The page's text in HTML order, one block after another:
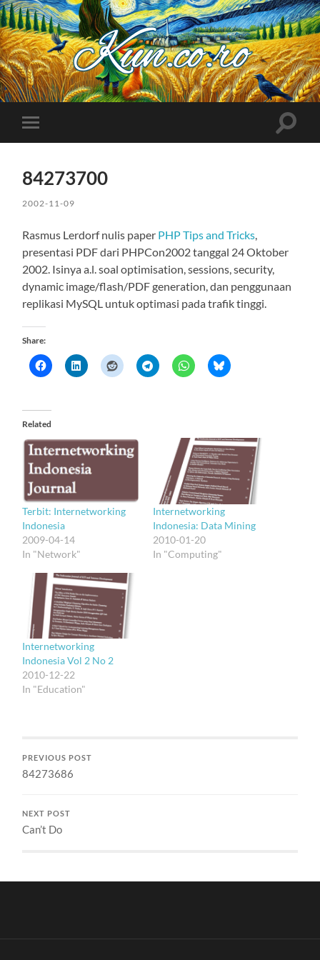
Kuncoro++
Toggle
mobile
Toggle
84273700
2002-11-09
Rasmus Lerdorf nulis paper PHP Tips and Tricks
presentasi PDF dari PHPCon2002 tanggal 24 Oktober
2002. Isinya a.l. soal optimisation, sessions, security,
dynamic image/flash/PDF generation, dan penggunaan
replikasi MySQL untuk optimasi pada trafik tinggi.
Share:
Related
Terbit: Internetworking
Indonesia
2009-04-14
In "Network"
Internetworking
Indonesia: Data Mining
2010-01-20
In "Computing"
Internetworking
Indonesia Vol 2 No 2
2010-12-22
In "Education"
PREVIOUS POST
84273686
NEXT POST
Can’t Do